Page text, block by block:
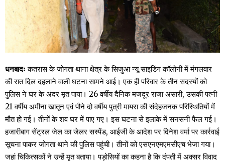
धनबादः कतरास के जोगता थाना क्षेत्र के सिजुआ न्यू साइडिंग कॉलोनी में मंगलवार
की रात दिल दहलाने वाली घटना सामने आई। एक ही परिवार के तीन सदस्यों को
पुलिस ने घर के अंदर मृत पाया। 26 वर्षीय दैनिक‌ मजदूर राजा अंसारी, उसकी पत्नी
21 वर्षीय अमीना खातून एवं पौने दो वर्षीय पुत्री मायरा की संदेहजनक परिस्थितियों में
मौत हो गई। तीनों के शव घर में पाए गए। इस घटना से इलाके में सनसनी फैल गई।
हजारीबाग सेंट्रल जेल का जेलर सस्पेंड, आईजी के आदेश पर दिनेश वर्मा पर कार्रवाई
सूचना पाकर जोगता थाने की पुलिस पहुंची। तीनों को एसएनएमएमसीएच भेजा गया।
जहां चिकित्सकों ने उन्हें मृत बताया। पड़ोसियों का कहना है कि दंपती में अक्सर विवाद